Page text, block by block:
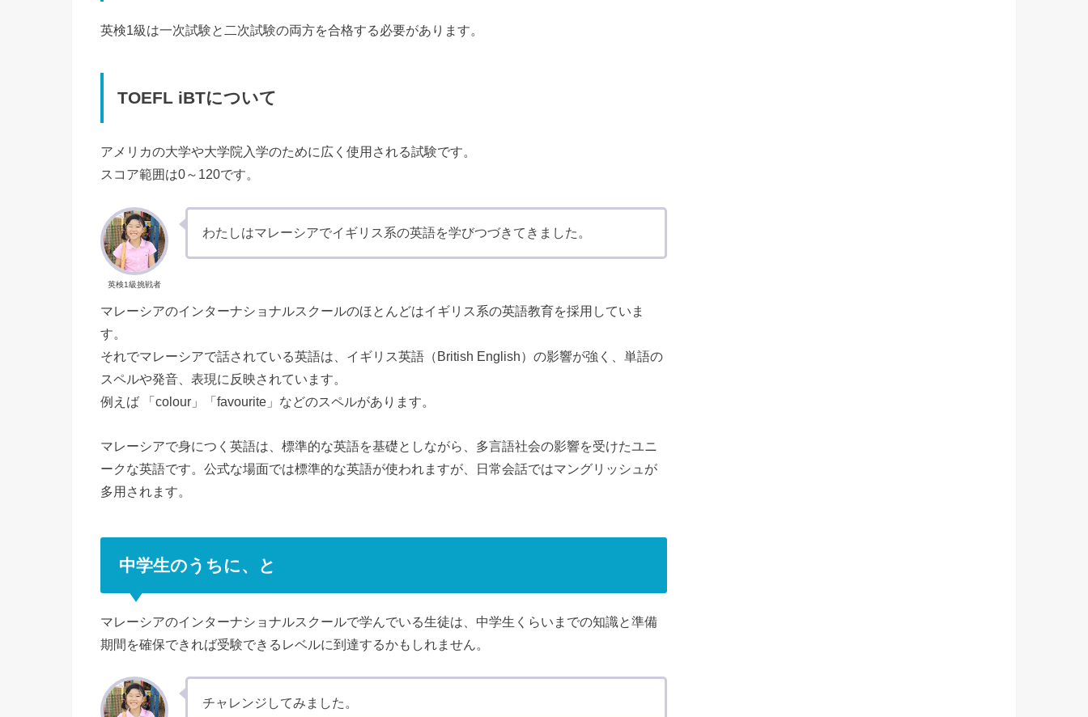
英検1級は一次試験と二次試験の両方を合格する必要があります。
TOEFL iBTについて
アメリカの大学や大学院入学のために広く使用される試験です。
スコア範囲は0～120です。
英検1級挑戦者
わたしはマレーシアでイギリス系の英語を学びつづきてきました。
マレーシアのインターナショナルスクールのほとんどはイギリス系の英語教育を採用していま
す。
それでマレーシアで話されている英語は、イギリス英語（British English）の影響が強く、単語の
スペルや発音、表現に反映されています。
例えば 「colour」「favourite」などのスペルがあります。
マレーシアで身につく英語は、標準的な英語を基礎としながら、多言語社会の影響を受けたユニ
ークな英語です。公式な場面では標準的な英語が使われますが、日常会話ではマングリッシュが
多用されます。
中学生のうちに、と
マレーシアのインターナショナルスクールで学んでいる生徒は、中学生くらいまでの知識と準備
期間を確保できれば受験できるレベルに到達するかもしれません。
チャレンジしてみました。